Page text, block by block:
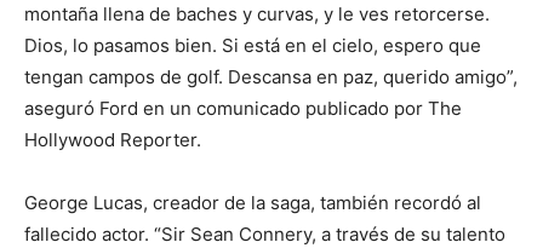
montaña llena de baches y curvas, y le ves retorcerse.
Dios, lo pasamos bien. Si está en el cielo, espero que
tengan campos de golf. Descansa en paz, querido amigo”,
aseguró Ford en un comunicado publicado por The
Hollywood Reporter.
George Lucas, creador de la saga, también recordó al
fallecido actor. “Sir Sean Connery, a través de su talento